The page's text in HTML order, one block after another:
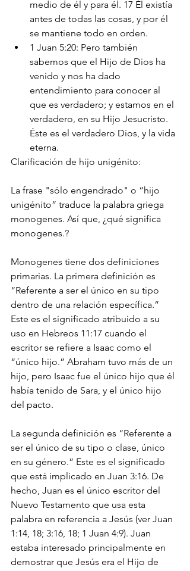
medio de él y para él. 17 Él existía
antes de todas las cosas, y por él
se mantiene todo en orden.
1 Juan 5:20: Pero también
sabemos que el Hijo de Dios ha
venido y nos ha dado
entendimiento para conocer al
que es verdadero; y estamos en el
verdadero, en su Hijo Jesucristo.
Éste es el verdadero Dios, y la vida
eterna.
Clarificación de hijo unigénito:
La frase "sólo engendrado" o “hijo
unigénito” traduce la palabra griega
monogenes. Así que, ¿qué significa
monogenes.?
Monogenes tiene dos definiciones
primarias. La primera definición es
“Referente a ser el único en su tipo
dentro de una relación específica.”
Este es el significado atribuido a su
uso en Hebreos 11:17 cuando el
escritor se refiere a Isaac como el
“único hijo.” Abraham tuvo más de un
hijo, pero Isaac fue el único hijo que él
había tenido de Sara, y el único hijo
del pacto.
La segunda definición es “Referente a
ser el único de su tipo o clase, único
en su género.” Este es el significado
que está implicado en Juan 3:16. De
hecho, Juan es el único escritor del
Nuevo Testamento que usa esta
palabra en referencia a Jesús (ver Juan
1:14, 18; 3:16, 18; 1 Juan 4:9). Juan
estaba interesado principalmente en
demostrar que Jesús era el Hijo de